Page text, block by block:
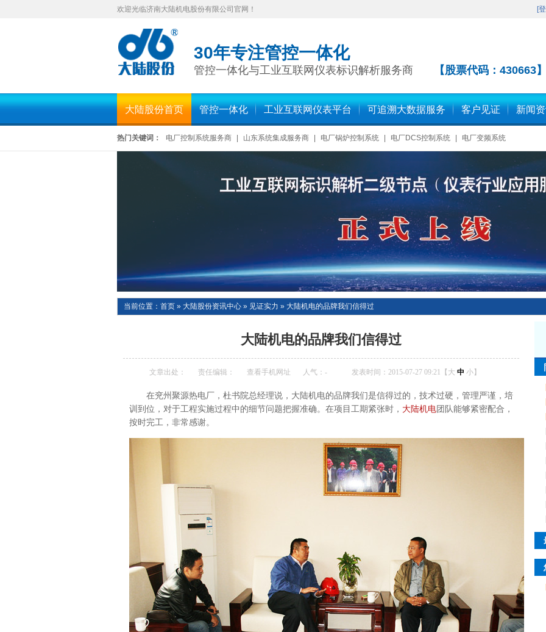
[
欢迎光临济南大陆机电股份有限公司官网！
30年专注管控一体化
管控一体化与工业互联网仪表标识解析服务商 【股票代码：430663】
大陆股份首页 管控一体化 工业互联网仪表平台 可追溯大数据服务 客户见证 新闻
热门关键词： 电厂控制系统服务商 山东系统集成服务商 电厂锅炉控制系统 电厂DCS控制系统 电厂变频系统
当前位置： 首页 » 大陆股份资讯中心 » 见证实力 » 大陆机电的品牌我们信得过
大陆机电的品牌我们信得过
文章出处： 责任编辑： 查看手机网址 人气： - 发表时间：2015-07-27 09:21【 大 中 小】
在兖州聚源热电厂，杜书院总经理说，大陆机电的品牌我们是信得过的，技术过硬，管理严谨，培
训到位，对于工程实施过程中的细节问题把握准确。在项目工期紧张时， 大陆机电团队能够紧密配合，
按时完工，非常感谢。